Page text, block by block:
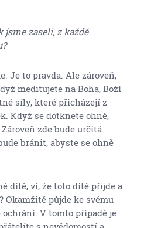
zaseli, z každé
Je to pravda. Ale zároveň,
meditujete na Boha, Boží
síly, které přicházejí z
Když se dotknete ohně,
zde bude určitá
bránit, abyste se ohně
dítě, ví, že toto dítě přijde a
Okamžitě půjde ke svému
V tomto případě je